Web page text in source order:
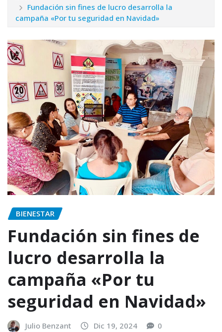
Fundación sin fines de lucro desarrolla la
campaña «Por tu seguridad en Navidad»
BIENESTAR
Fundación sin fines de
lucro desarrolla la
campaña «Por tu
seguridad en Navidad»
Julio Benzant Dic 19, 2024 0